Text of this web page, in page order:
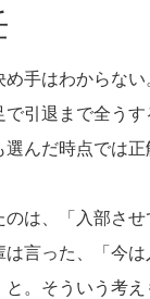
手はわからな
引退まで全う
んだ時点では
は、「入部さ
言った、「今
。そういう考